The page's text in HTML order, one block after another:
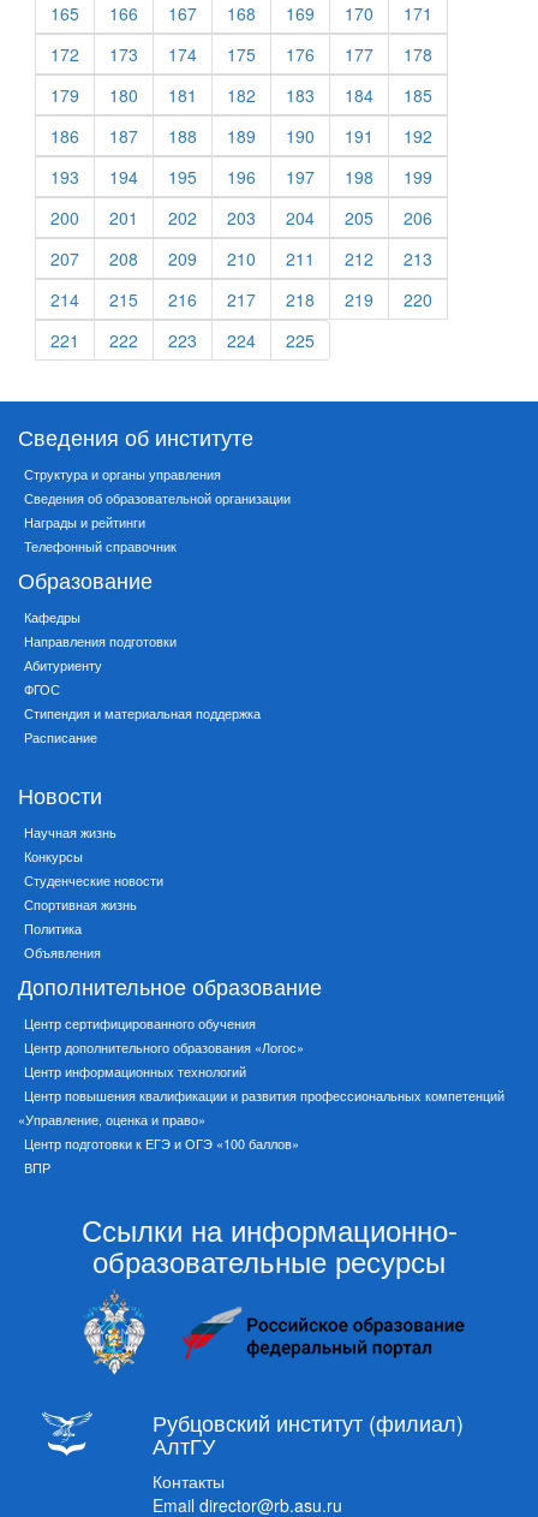
165
166 167 168 169 170
171
172
173 174 175 176 177
178
179
180 181 182 183 184
185
186
187 188 189 190 191
192
193
194 195 196 197 198
199
200
201 202 203 204 205
206
207
208 209 210 211 212
213
214
215 216 217 218 219
220
221
222 223 224 225
Сведения об институте
Структура и органы управления
Сведения об образовательной организации
Награды и рейтинги
Телефонный справочник
Образование
Кафедры
Направления подготовки
Абитуриенту
ФГОС
Стипендия и материальная поддержка
Расписание
Новости
Научная жизнь
Конкурсы
Студенческие новости
Спортивная жизнь
Политика
Объявления
Дополнительное образование
Центр сертифицированного обучения
Центр дополнительного образования «Логос»
Центр информационных технологий
Центр повышения квалификации и развития профессиональных компетенций
«Управление, оценка и право»
Центр подготовки к ЕГЭ и ОГЭ «100 баллов»
ВПР
Ссылки на информационно-
образовательные ресурсы
Рубцовский институт (филиал)
АлтГУ
Контакты
Email director@rb.asu.ru